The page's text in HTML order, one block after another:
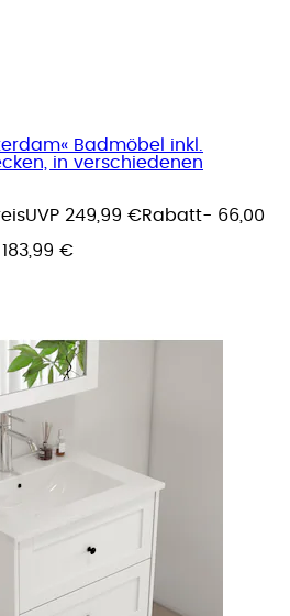
Badmöbel inkl.
in verschiedenen
UVP 249,99 €Rabatt- 66,00
183,99 €